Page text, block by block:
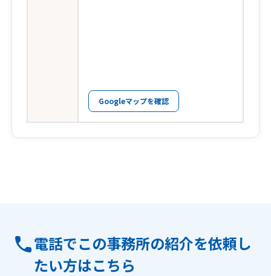
Googleマップを確認
電話でこの事務所の紹介を依頼し
たい方はこちら